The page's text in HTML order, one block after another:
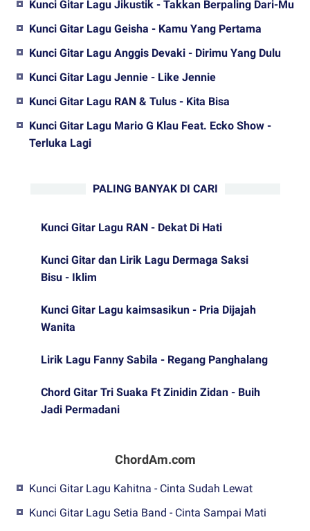
Kunci Gitar Lagu Jikustik - Takkan Berpaling Dari-Mu
Kunci Gitar Lagu Geisha - Kamu Yang Pertama
Kunci Gitar Lagu Anggis Devaki - Dirimu Yang Dulu
Kunci Gitar Lagu Jennie - Like Jennie
Kunci Gitar Lagu RAN & Tulus - Kita Bisa
Kunci Gitar Lagu Mario G Klau Feat. Ecko Show -
Terluka Lagi
PALING BANYAK DI CARI
Kunci Gitar Lagu RAN - Dekat Di Hati
Kunci Gitar dan Lirik Lagu Dermaga Saksi
Bisu - Iklim
Kunci Gitar Lagu kaimsasikun - Pria Dijajah
Wanita
Lirik Lagu Fanny Sabila - Regang Panghalang
Chord Gitar Tri Suaka Ft Zinidin Zidan - Buih
Jadi Permadani
ChordAm.com
Kunci Gitar Lagu Kahitna - Cinta Sudah Lewat
Kunci Gitar Lagu Setia Band - Cinta Sampai Mati